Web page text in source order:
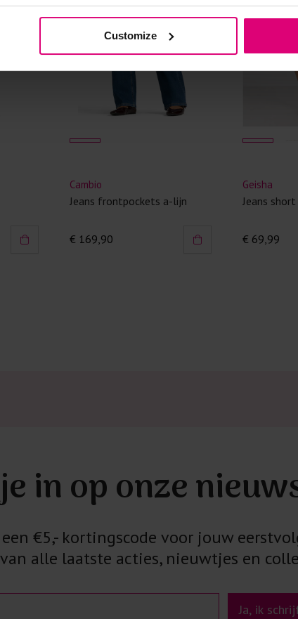
Customize
Strijkijzer/
van het
niet
Twijfels?
Cambio
Jeans frontpockets a-lijn
€ 169,90
Geisha
Jeans
€ 69,99
in op onze
€5,- kortingscode voor jouw
alle laatste acties, nieuwtjes en
Ja, ik